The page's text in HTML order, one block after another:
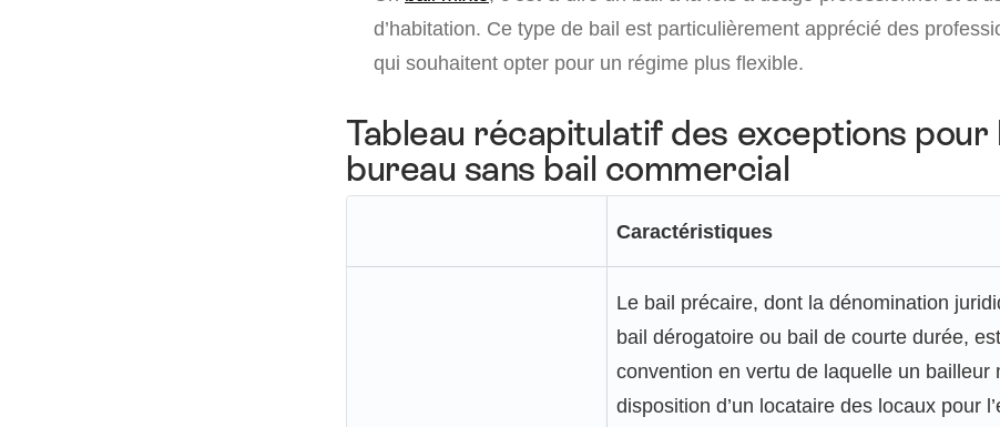
d’habitation. Ce type de bail est particulièrement apprécié des
qui souhaitent opter pour un régime plus flexible.
Tableau récapitulatif des exceptions pour
bureau sans bail commercial
Caractéristiques
Le bail précaire, dont la dénomination
bail dérogatoire ou bail de courte durée,
convention en vertu de laquelle un bailleur
disposition d’un locataire des locaux pour